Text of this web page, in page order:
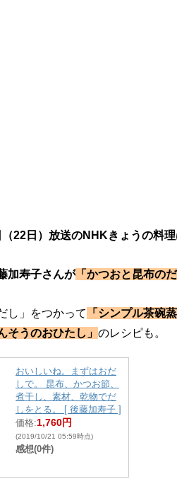
22日）放送のNHKきょうの料理
加寿子さんが 「かつおと昆布のだ
し」をつかって 「シンプル茶碗蒸
そうのおひたし」 のレシピも。
おいしいね。まずはおだ
しで。 昆布、かつお節、
煮干し、素材、乾物でだ
しをとる。 [ 後藤加寿子 ]
価格:1,760円
(2019/10/21 05:59時点)
感想(0件)